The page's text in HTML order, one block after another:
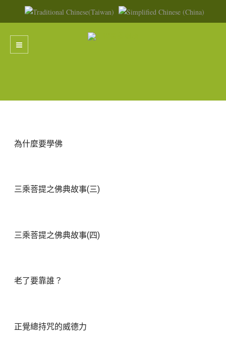
為什麼要學佛
三乘菩提之佛典故事(三)
三乘菩提之佛典故事(四)
老了要靠誰？
正覺總持咒的威德力